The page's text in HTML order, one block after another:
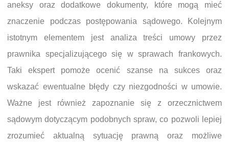
aneksy oraz dodatkowe dokumenty, które mogą mieć
znaczenie podczas postępowania sądowego. Kolejnym
istotnym elementem jest analiza treści umowy przez
prawnika specjalizującego się w sprawach frankowych.
Taki ekspert pomoże ocenić szanse na sukces oraz
wskazać ewentualne błędy czy niezgodności w umowie.
Ważne jest również zapoznanie się z orzecznictwem
sądowym dotyczącym podobnych spraw, co pozwoli lepiej
zrozumieć aktualną sytuację prawną oraz możliwe